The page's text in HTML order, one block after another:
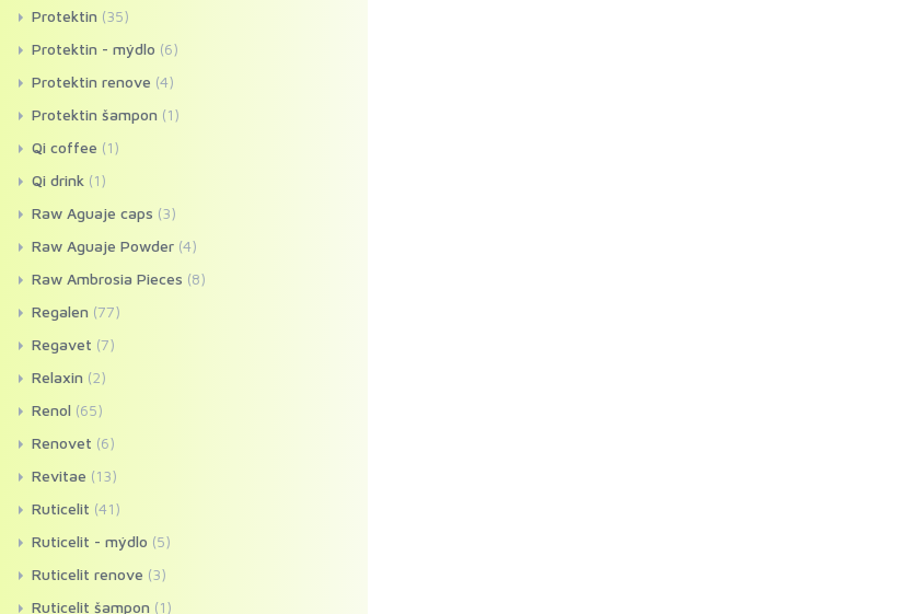
Protektin (35)
Protektin - mýdlo (6)
Protektin renove (4)
Protektin šampon (1)
Qi coffee (1)
Qi drink (1)
Raw Aguaje caps (3)
Raw Aguaje Powder (4)
Raw Ambrosia Pieces (8)
Regalen (77)
Regavet (7)
Relaxin (2)
Renol (65)
Renovet (6)
Revitae (13)
Ruticelit (41)
Ruticelit - mýdlo (5)
Ruticelit renove (3)
Ruticelit šampon (1)